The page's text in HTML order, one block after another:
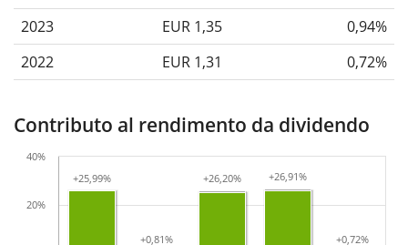
2023
EUR 1,35
0,94%
2022
EUR 1,31 0,72%
Contributo al rendimento da dividendo
+25,99%
+25,99%
+0,81%
+0,81%
+26,20%
+26,20% +26,91%
+26,91%
+0,72%
+0,72%
20%
40%